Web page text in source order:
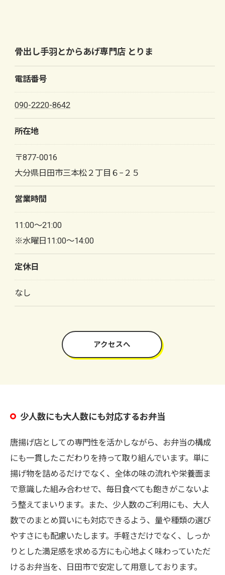
骨出し手羽とからあげ専門店 とりま
電話番号
090-2220-8642
所在地
〒877-0016
大分県日田市三本松２丁目６−２５
営業時間
11:00～21:00
※水曜日11:00～14:00
定休日
なし
アクセスへ
少人数にも大人数にも対応するお弁当
唐揚げ店としての専門性を活かしながら、お弁当の構成
にも一貫したこだわりを持って取り組んでいます。単に
揚げ物を詰めるだけでなく、全体の味の流れや栄養面ま
で意識した組み合わせで、毎日食べても飽きがこないよ
う整えてまいります。また、少人数のご利用にも、大人
数でのまとめ買いにも対応できるよう、量や種類の選び
やすさにも配慮いたします。手軽さだけでなく、しっか
りとした満足感を求める方にも心地よく味わっていただ
けるお弁当を、日田市で安定して用意しております。